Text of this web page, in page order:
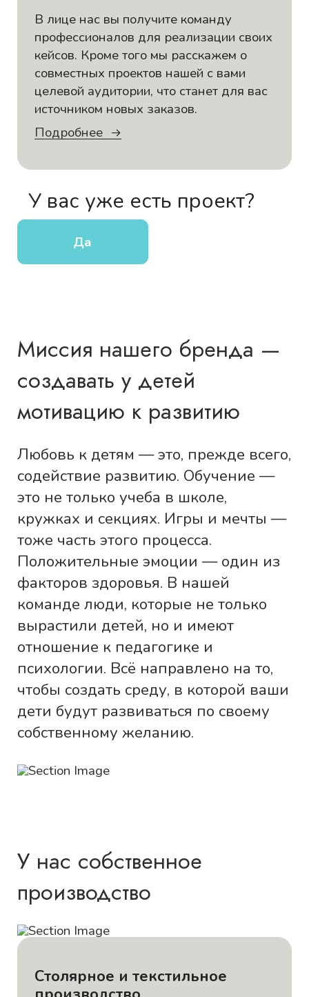
В лице нас вы получите команду
профессионалов для реализации своих
кейсов. Кроме того мы расскажем о
совместных проектов нашей с вами
целевой аудитории, что станет для вас
источником новых заказов.
Подробнее
У вас уже есть проект?
Да
Миссия нашего бренда —
создавать у детей
мотивацию к развитию
Любовь к детям — это, прежде всего,
содействие развитию. Обучение —
это не только учеба в школе,
кружках и секциях. Игры и мечты —
тоже часть этого процесса.
Положительные эмоции — один из
факторов здоровья. В нашей
команде люди, которые не только
вырастили детей, но и имеют
отношение к педагогике и
психологии. Всё направлено на то,
чтобы создать среду, в которой ваши
дети будут развиваться по своему
собственному желанию.
У нас собственное
производство
Столярное и текстильное